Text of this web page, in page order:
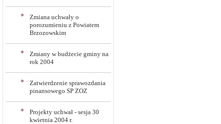
Zmiana uchwały o
porozumieniu z Powiatem
Brzozowskim
Zmiany w budżecie gminy na
rok 2004
Zatwierdzenie sprawozdania
pinansowego SP ZOZ
Projekty uchwał - sesja 30
kwietnia 2004 r.